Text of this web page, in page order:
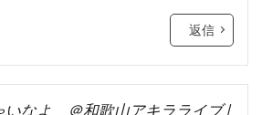
返信
いなよ ＠和歌山アキラライブ |